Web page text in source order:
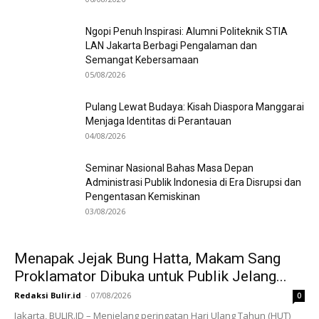
Ngopi Penuh Inspirasi: Alumni Politeknik STIA
LAN Jakarta Berbagi Pengalaman dan
Semangat Kebersamaan
05/08/2026
Pulang Lewat Budaya: Kisah Diaspora Manggarai
Menjaga Identitas di Perantauan
04/08/2026
Seminar Nasional Bahas Masa Depan
Administrasi Publik Indonesia di Era Disrupsi dan
Pengentasan Kemiskinan
03/08/2026
Menapak Jejak Bung Hatta, Makam Sang
Proklamator Dibuka untuk Publik Jelang...
Redaksi Bulir.id - 07/08/2026 0
Jakarta, BULIR.ID – Menjelang peringatan Hari Ulang Tahun (HUT)